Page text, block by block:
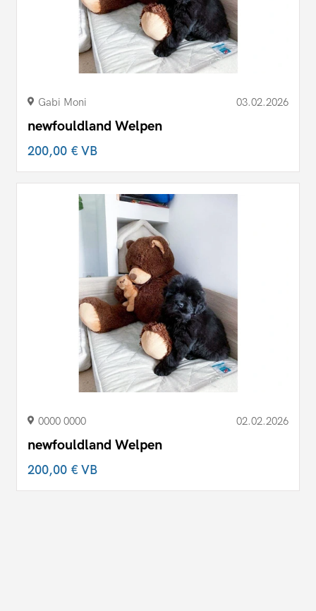
Gabi Moni 03.02.2026
newfouldland Welpen
200,00 €VB
0000 0000 02.02.2026
newfouldland Welpen
200,00 €VB